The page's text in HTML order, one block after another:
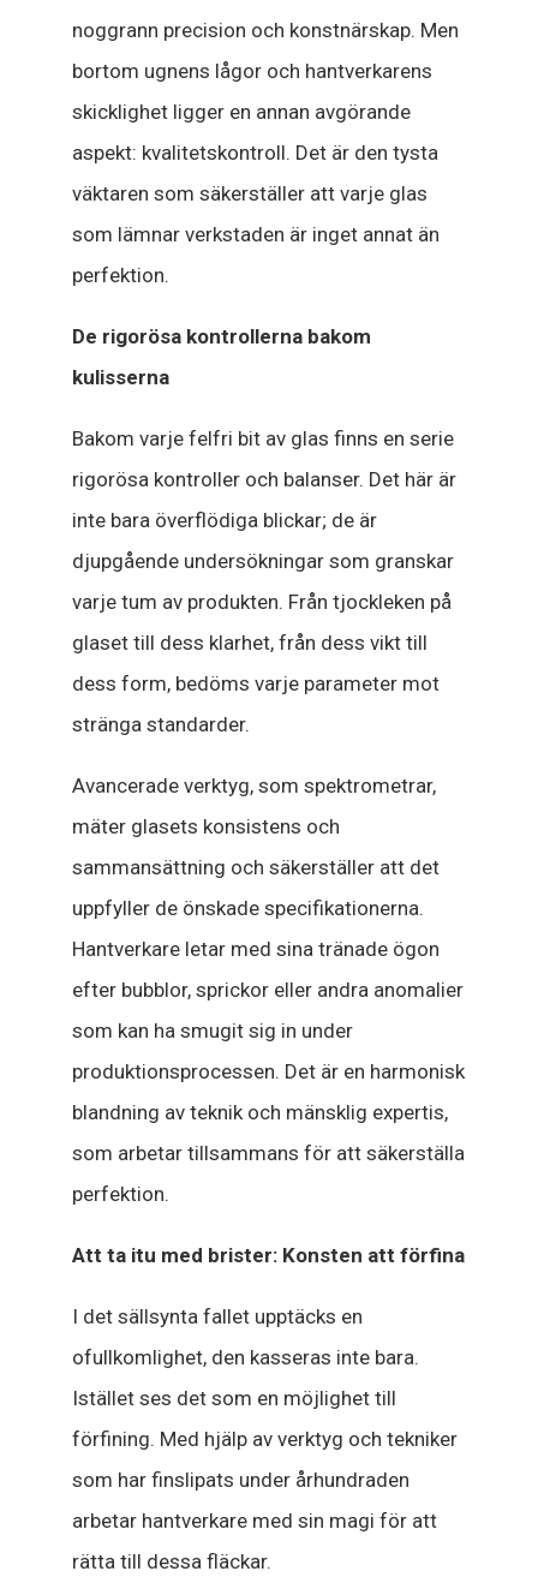
noggrann precision och konstnärskap. Men
bortom ugnens lågor och hantverkarens
skicklighet ligger en annan avgörande
aspekt: kvalitetskontroll. Det är den tysta
väktaren som säkerställer att varje glas
som lämnar verkstaden är inget annat än
perfektion.
De rigorösa kontrollerna bakom
kulisserna
Bakom varje felfri bit av glas finns en serie
rigorösa kontroller och balanser. Det här är
inte bara överflödiga blickar; de är
djupgående undersökningar som granskar
varje tum av produkten. Från tjockleken på
glaset till dess klarhet, från dess vikt till
dess form, bedöms varje parameter mot
stränga standarder.
Avancerade verktyg, som spektrometrar,
mäter glasets konsistens och
sammansättning och säkerställer att det
uppfyller de önskade specifikationerna.
Hantverkare letar med sina tränade ögon
efter bubblor, sprickor eller andra anomalier
som kan ha smugit sig in under
produktionsprocessen. Det är en harmonisk
blandning av teknik och mänsklig expertis,
som arbetar tillsammans för att säkerställa
perfektion.
Att ta itu med brister: Konsten att förfina
I det sällsynta fallet upptäcks en
ofullkomlighet, den kasseras inte bara.
Istället ses det som en möjlighet till
förfining. Med hjälp av verktyg och tekniker
som har finslipats under århundraden
arbetar hantverkare med sin magi för att
rätta till dessa fläckar.